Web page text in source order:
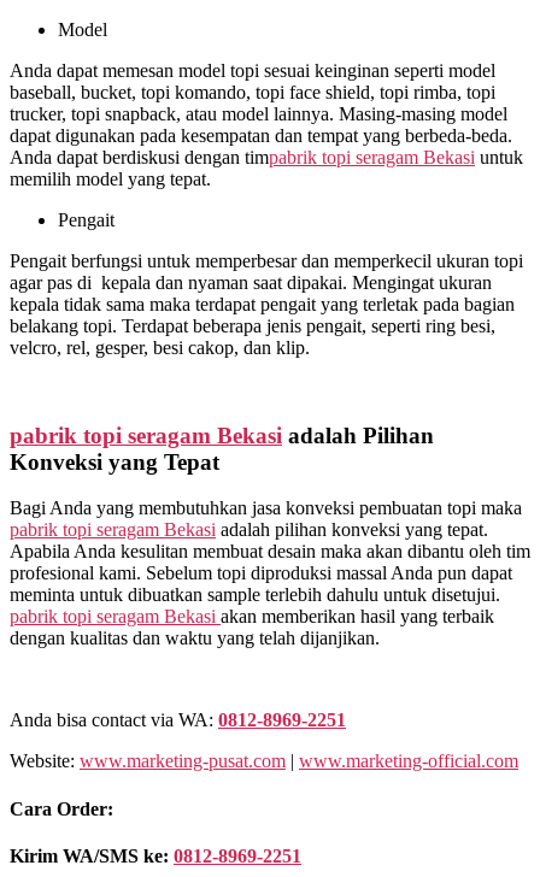
Model
Anda dapat memesan model topi sesuai keinginan seperti model
baseball, bucket, topi komando, topi face shield, topi rimba, topi
trucker, topi snapback, atau model lainnya. Masing-masing model
dapat digunakan pada kesempatan dan tempat yang berbeda-beda.
Anda dapat berdiskusi dengan timpabrik topi seragam Bekasi untuk
memilih model yang tepat.
Pengait
Pengait berfungsi untuk memperbesar dan memperkecil ukuran topi
agar pas di kepala dan nyaman saat dipakai. Mengingat ukuran
kepala tidak sama maka terdapat pengait yang terletak pada bagian
belakang topi. Terdapat beberapa jenis pengait, seperti ring besi,
velcro, rel, gesper, besi cakop, dan klip.
pabrik topi seragam Bekasi adalah Pilihan
Konveksi yang Tepat
Bagi Anda yang membutuhkan jasa konveksi pembuatan topi maka
pabrik topi seragam Bekasi adalah pilihan konveksi yang tepat.
Apabila Anda kesulitan membuat desain maka akan dibantu oleh tim
profesional kami. Sebelum topi diproduksi massal Anda pun dapat
meminta untuk dibuatkan sample terlebih dahulu untuk disetujui.
pabrik topi seragam Bekasi akan memberikan hasil yang terbaik
dengan kualitas dan waktu yang telah dijanjikan.
Anda bisa contact via WA: 0812-8969-2251
Website: www.marketing-pusat.com | www.marketing-official.com
Cara Order:
Kirim WA/SMS ke: 0812-8969-2251